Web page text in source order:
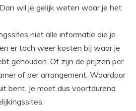
wil je gelijk weten waar je het
niet alle informatie die je
er toch weer kosten bij waar je
gehouden. Of zijn de prijzen per
of per arrangement. Waardoor
bent. Je moet dus voortdurend